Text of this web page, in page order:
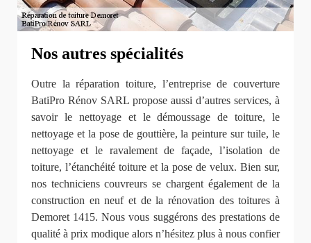
Nos autres spécialités
Outre la réparation toiture, l’entreprise de couverture
BatiPro Rénov SARL propose aussi d’autres services, à
savoir le nettoyage et le démoussage de toiture, le
nettoyage et la pose de gouttière, la peinture sur tuile, le
nettoyage et le ravalement de façade, l’isolation de
toiture, l’étanchéité toiture et la pose de velux. Bien sur,
nos techniciens couvreurs se chargent également de la
construction en neuf et de la rénovation des toitures à
Demoret 1415. Nous vous suggérons des prestations de
qualité à prix modique alors n’hésitez plus à nous confier